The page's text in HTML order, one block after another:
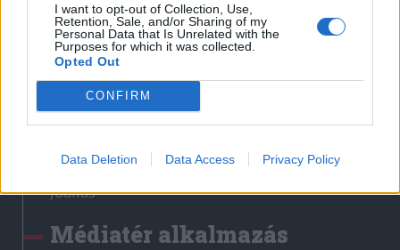
I want to opt-out of Collection, Use,
Retention, Sale, and/or Sharing of my
Personal Data that Is Unrelated with the
Purposes for which it was collected.
Opted Out
CONFIRM
Data Deletion Data Access Privacy Policy
Liget
Krónika
Bihari Napló
Erdélyi Napló
Főtér
Rádió GaGa
Jóállás
Médiatér alkalmazás